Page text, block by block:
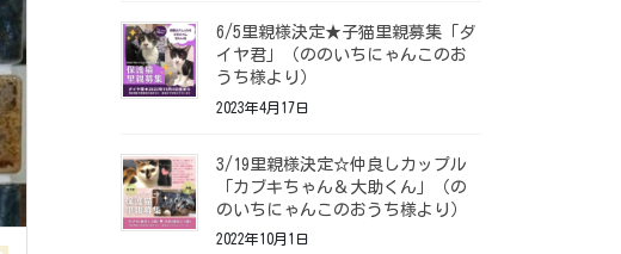
6/5里親様決定★子猫里親募集「ダ
イヤ君」（ののいちにゃんこのお
うち様より）
2023年4月17日
3/19里親様決定☆仲良しカップル
「カブキちゃん＆大助くん」（の
のいちにゃんこのおうち様より）
2022年10月1日